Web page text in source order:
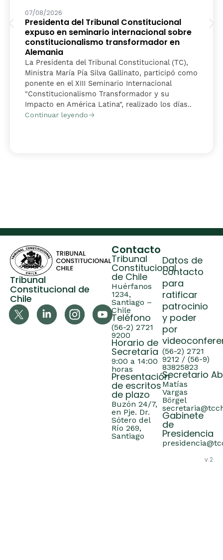
07/08/2026
Presidenta del Tribunal Constitucional
expuso en seminario internacional sobre
constitucionalismo transformador en
Alemania
La Presidenta del Tribunal Constitucional (TC),
Ministra María Pía Silva Gallinato, participó como
ponente en el XIII Seminario Internacional
"Constitucionalismo Transformador y su
Impacto en América Latina", realizado los días..
Continuar leyendo
Tribunal
Constitucional de
Chile
Contacto
Tribunal
Constitucional
de Chile
Huérfanos
1234,
Santiago –
Chile
Teléfono
(56-2) 2721
9200
Horario de
Secretaría
9:00 a 14:00
horas
Presentación
de escritos
de plazo
Buzón 24/7,
en Pje. Dr.
Sótero del
Río 269,
Santiago
Datos de
contacto
para
ratificar
patrocinio
y poder
por
(56-2) 2721
9212 / (56-9)
83825823
Secretario
Matías
Vargas
Börgel
Gabinete
de
Presidencia
v.2